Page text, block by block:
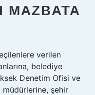
MAZBATA
verilen
belediye
Denetim Ofisi ve
şehir